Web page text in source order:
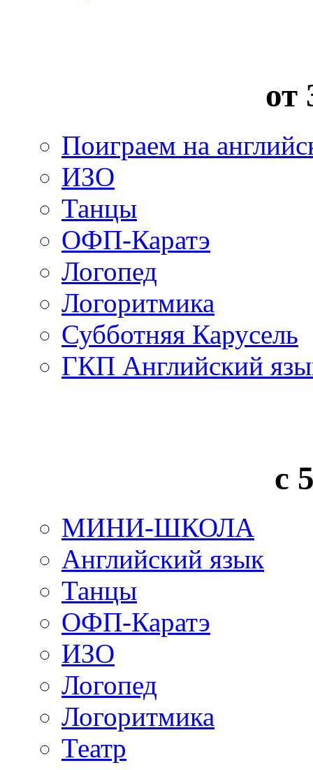
от
Поиграем на
ИЗО
Танцы
ОФП-Каратэ
Логопед
Логоритмика
Субботняя Карусель
ГКП Английский
с
МИНИ-ШКОЛА
Английский язык
Танцы
ОФП-Каратэ
ИЗО
Логопед
Логоритмика
Театр